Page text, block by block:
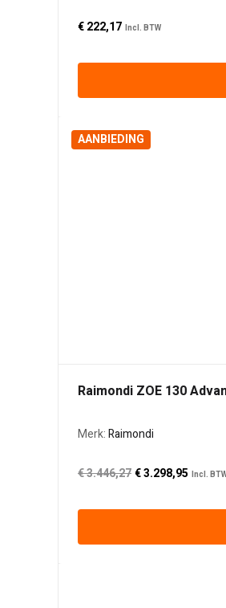
€222,17 Incl. BTW
AANBIEDING
Raimondi ZOE 130
€3.446,27
was:
€3.298,95De
prijs
€
Incl.
Merk:Raimondi